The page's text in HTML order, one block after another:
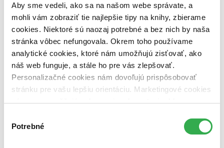
Aby sme vedeli, ako sa na našom webe správate, a
mohli vám zobraziť tie najlepšie tipy na knihy, zbierame
cookies. Niektoré sú naozaj potrebné a bez nich by naša
stránka vôbec nefungovala. Okrem toho používame
analytické cookies, ktoré nám umožňujú zisťovať, ako
náš web funguje, a stále ho pre vás zlepšovať.
Personalizačné cookies nám dovoľujú prispôsobovať
stránku pre vašu lepšiu orientáciu. Marketingové cookies
nám zas umožňujú zobrazenie relevantnej reklamy.
nám pomohlo, keby sme mohli používať všetky tieto
súhlasu
Potrebné
Každý druhý týždeň vám prinášame ďalší diel Literárnej revue
známym slovenským moderátorom, odborníkom na literatúru, ale
hlavne milovníkom dobrých kníh –Dadom Nagyom.
Dnes si prostredníctvom ukážky z knihy
Prútené kreslá
pripomenieme životné výročie významného slovenského
spisovateľa Dominika Tatarku, pozrieme sa na nový román
Austera–Muž v tme, predstavíme vám poetický príbeh s jemne
metafyzickým nádychomSkellig britského autora
Davida Almonda
a naším hosťom bude spisovateľIgor Gallo, ktorý vám porozpráva
o svojej novej poviedkovej kniheBiele noci ATOM klubu.